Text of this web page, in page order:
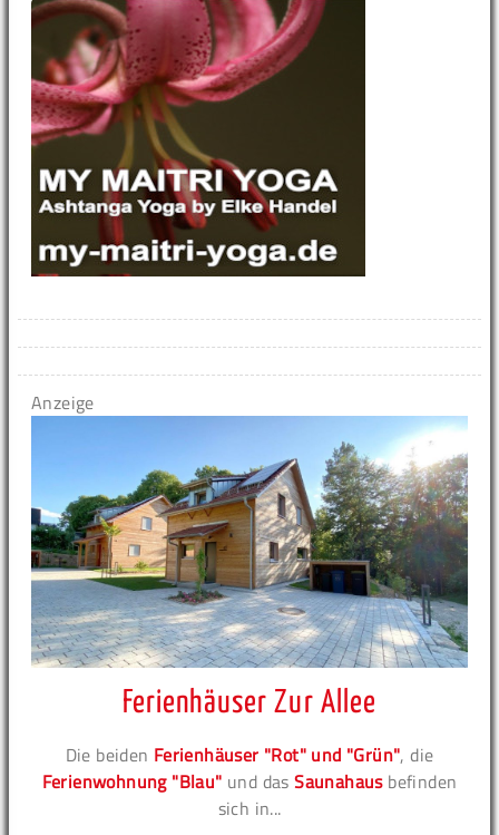
Anzeige
Ferienhäuser Zur Allee
Die beiden Ferienhäuser "Rot" und "Grün", die
Ferienwohnung "Blau" und dasSaunahausbefinden
sich in...